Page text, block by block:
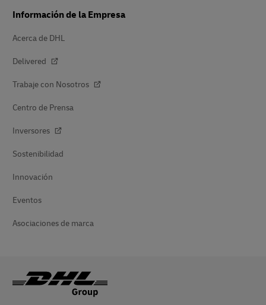
Información de la Empresa
Acerca de DHL
Delivered
Trabaje con Nosotros
Centro de Prensa
Inversores
Sostenibilidad
Innovación
Eventos
Asociaciones de marca